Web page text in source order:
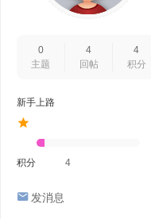
0
主题
4
回帖
4
积分
新手上路
积分 4
发消息